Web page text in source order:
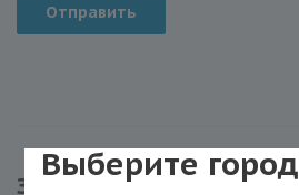
Выберите город
Отправить
Задать вопрос